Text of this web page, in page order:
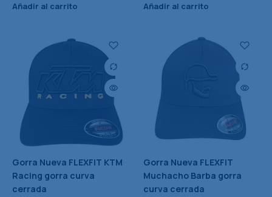
Añadir al carrito Añadir al carrito
Gorra Nueva FLEXFIT KTM
Racing gorra curva
cerrada
Gorra Nueva FLEXFIT
Muchacho Barba gorra
curva cerrada